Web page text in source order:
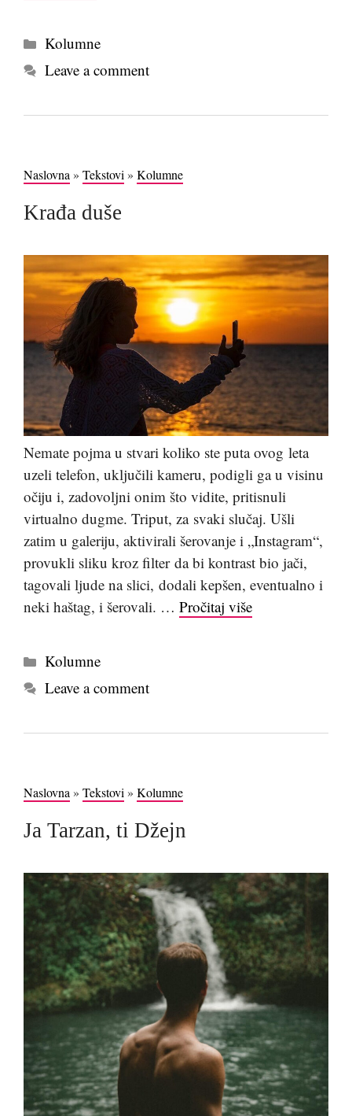
Kategorije
Kolumne
Leave a comment
Naslovna» Tekstovi» Kolumne
Krađa duše
Nemate pojma u stvari koliko ste puta ovog leta
uzeli telefon, uključili kameru, podigli ga u visinu
očiju i, zadovoljni onim što vidite, pritisnuli
virtualno dugme. Triput, za svaki slučaj. Ušli
zatim u galeriju, aktivirali šerovanje i „Instagram“,
provukli sliku kroz filter da bi kontrast bio jači,
tagovali ljude na slici, dodali kepšen, eventualno i
neki haštag, i šerovali. … Pročitaj više
Kategorije
Kolumne
Leave a comment
Naslovna » Tekstovi » Kolumne
Ja Tarzan, ti Džejn